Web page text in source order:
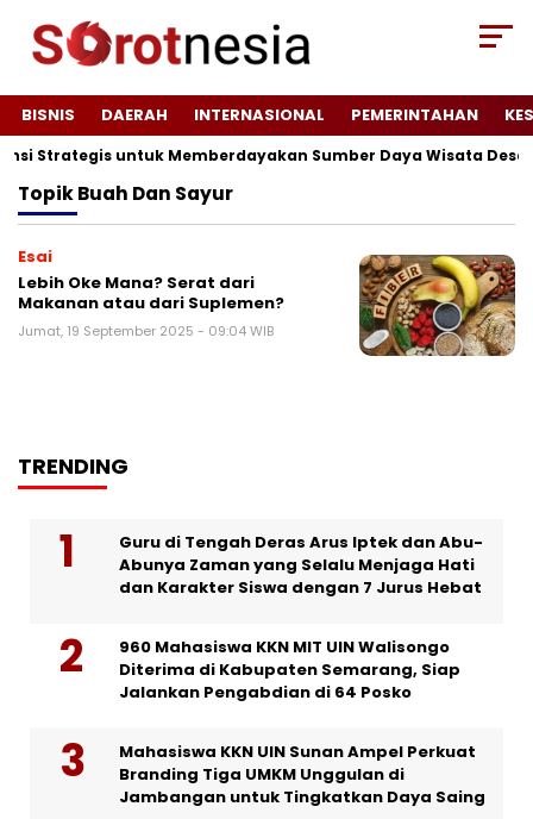
BISNIS DAERAH INTERNASIONAL PEMERINTAHAN
Strategis untuk Memberdayakan Sumber Daya Wisata Desa
TopikBuah Dan Sayur
Esai
Lebih Oke Mana? Serat dari
Makanan atau dari Suplemen?
Jumat, 19 September 2025 - 09:04 WIB
TRENDING
Guru di Tengah Deras Arus Iptek dan Abu-
Abunya Zaman yang Selalu Menjaga Hati
dan Karakter Siswa dengan 7 Jurus Hebat
960 Mahasiswa KKN MIT UIN Walisongo
Diterima di Kabupaten Semarang, Siap
Jalankan Pengabdian di 64 Posko
Mahasiswa KKN UIN Sunan Ampel Perkuat
Branding Tiga UMKM Unggulan di
Jambangan untuk Tingkatkan Daya Saing